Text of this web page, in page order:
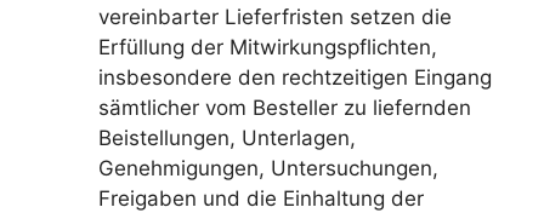
vereinbarter Lieferfristen setzen die
Erfüllung der Mitwirkungspflichten,
insbesondere den rechtzeitigen Eingang
sämtlicher vom Besteller zu liefernden
Beistellungen, Unterlagen,
Genehmigungen, Untersuchungen,
Freigaben und die Einhaltung der